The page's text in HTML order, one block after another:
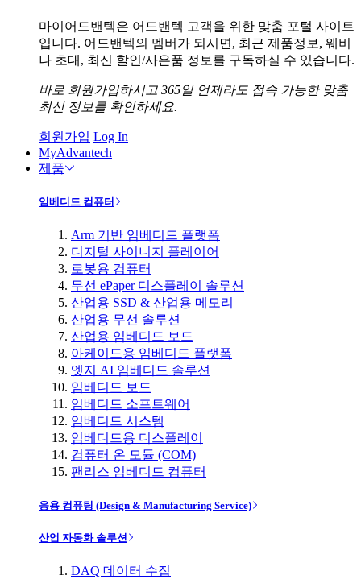
마이어드밴텍은 어드밴텍 고객을 위한 맞춤 포털 사이트
입니다. 어드밴텍의 멤버가 되시면, 최근 제품정보, 웨비
나 초대, 최신 할인/사은품 정보를 구독하실 수 있습니다.
바로 회원가입하시고 365일 언제라도 접속 가능한 맞춤
최신 정보를 확인하세요.
회원가입 Log In
MyAdvantech
제품
임베디드 컴퓨터
Arm 기반 임베디드 플랫폼
디지털 사이니지 플레이어
로봇용 컴퓨터
무선 ePaper 디스플레이 솔루션
산업용 SSD & 산업용 메모리
산업용 무선 솔루션
산업용 임베디드 보드
아케이드용 임베디드 플랫폼
엣지 AI 임베디드 솔루션
임베디드 보드
임베디드 소프트웨어
임베디드 시스템
임베디드용 디스플레이
컴퓨터 온 모듈 (COM)
팬리스 임베디드 컴퓨터
응용 컴퓨팅 (Design & Manufacturing Service)
산업 자동화 솔루션
DAQ 데이터 수집